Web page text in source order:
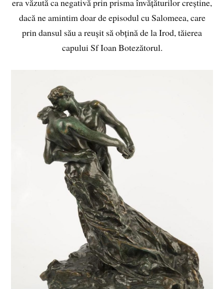
era văzută ca negativă prin prisma învățăturilor creștine,
dacă ne amintim doar de episodul cu Salomeea, care
prin dansul său a reușit să obțină de la Irod, tăierea
capului Sf Ioan Botezătorul.